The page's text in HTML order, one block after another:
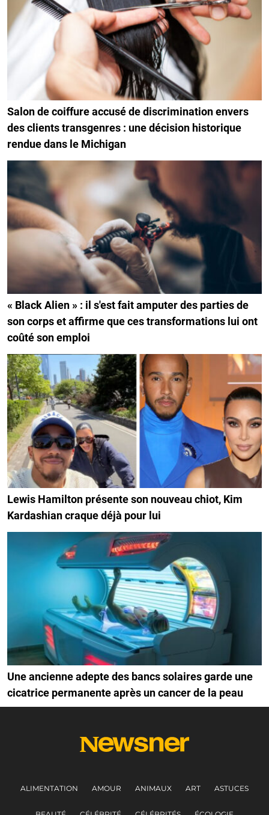
Salon de coiffure accusé de discrimination envers
des clients transgenres : une décision historique
rendue dans le Michigan
« Black Alien » : il s'est fait amputer des parties de
son corps et affirme que ces transformations lui ont
coûté son emploi
Lewis Hamilton présente son nouveau chiot, Kim
Kardashian craque déjà pour lui
Une ancienne adepte des bancs solaires garde une
cicatrice permanente après un cancer de la peau
ALIMENTATION AMOUR ANIMAUX ART ASTUCES